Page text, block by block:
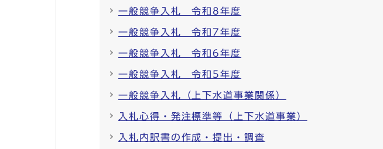
一般競争入札 令和8年度
一般競争入札 令和7年度
一般競争入札 令和6年度
一般競争入札 令和5年度
一般競争入札（上下水道事業関係）
入札心得・発注標準等（上下水道事業）
入札内訳書の作成・提出・調査